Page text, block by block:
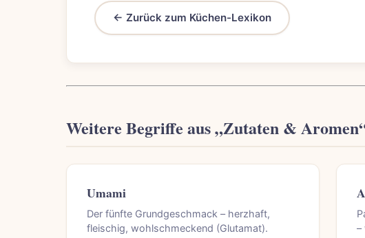
← Zurück zum Küchen-Lexikon
Weitere Begriffe aus „Zutaten &
Umami
Der fünfte Grundgeschmack – herzhaft,
fleischig, wohlschmeckend (Glutamat).
–